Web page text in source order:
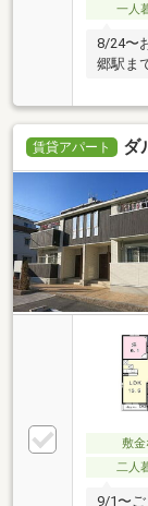
一人
8/24〜
郷駅ま
賃貸アパート ダ
敷金
二人
9/1〜